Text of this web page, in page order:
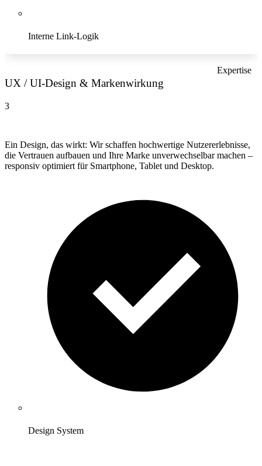
Interne Link-Logik
Expertise
UX / UI-Design & Markenwirkung
3
Ein Design, das wirkt: Wir schaffen hochwertige Nutzererlebnisse,
die Vertrauen aufbauen und Ihre Marke unverwechselbar machen –
responsiv optimiert für Smartphone, Tablet und Desktop.
Design System